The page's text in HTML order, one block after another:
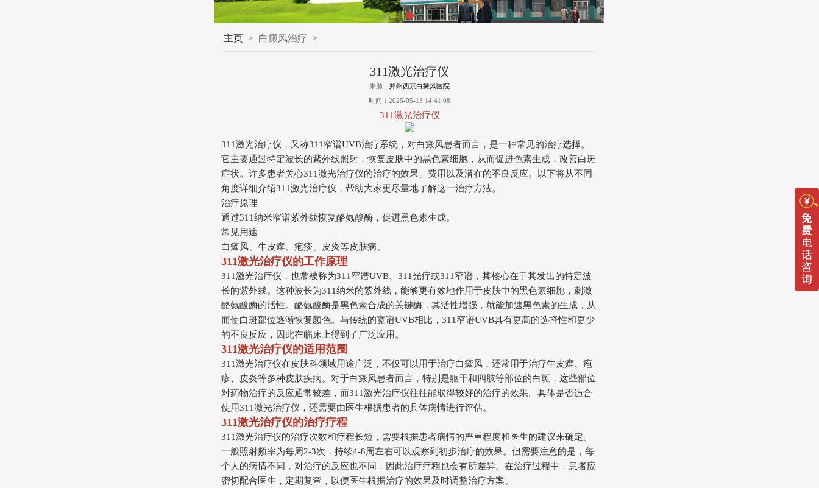
主页 > 白癜风治疗 >
311激光治疗仪
来源： 郑州西京白癜风医院
时间：2025-05-13 14:41:08
311激光治疗仪
311激光治疗仪，又称311窄谱UVB治疗系统，对白癜风患者而言，是一种常见的治疗选择。
它主要通过特定波长的紫外线照射，恢复皮肤中的黑色素细胞，从而促进色素生成，改善白斑
症状。许多患者关心311激光治疗仪的治疗的效果、费用以及潜在的不良反应。以下将从不同
角度详细介绍311激光治疗仪，帮助大家更尽量地了解这一治疗方法。
治疗原理
通过311纳米窄谱紫外线恢复酪氨酸酶，促进黑色素生成。
常见用途
白癜风、牛皮癣、疱疹、皮炎等皮肤病。
311激光治疗仪的工作原理
311激光治疗仪，也常被称为311窄谱UVB、311光疗或311窄谱，其核心在于其发出的特定波
长的紫外线。这种波长为311纳米的紫外线，能够更有效地作用于皮肤中的黑色素细胞，刺激
酪氨酸酶的活性。酪氨酸酶是黑色素合成的关键酶，其活性增强，就能加速黑色素的生成，从
而使白斑部位逐渐恢复颜色。与传统的宽谱UVB相比，311窄谱UVB具有更高的选择性和更少
的不良反应，因此在临床上得到了广泛应用。
311激光治疗仪的适用范围
311激光治疗仪在皮肤科领域用途广泛，不仅可以用于治疗白癜风，还常用于治疗牛皮癣、疱
疹、皮炎等多种皮肤疾病。对于白癜风患者而言，特别是躯干和四肢等部位的白斑，这些部位
对药物治疗的反应通常较差，而311激光治疗仪往往能取得较好的治疗的效果。具体是否适合
使用311激光治疗仪，还需要由医生根据患者的具体病情进行评估。
311激光治疗仪的治疗疗程
311激光治疗仪的治疗次数和疗程长短，需要根据患者病情的严重程度和医生的建议来确定。
一般照射频率为每周2-3次，持续4-8周左右可以观察到初步治疗的效果。但需要注意的是，每
个人的病情不同，对治疗的反应也不同，因此治疗疗程也会有所差异。在治疗过程中，患者应
密切配合医生，定期复查，以便医生根据治疗的效果及时调整治疗方案。